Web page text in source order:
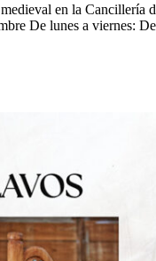
en la Cancillería
De lunes a viernes: De